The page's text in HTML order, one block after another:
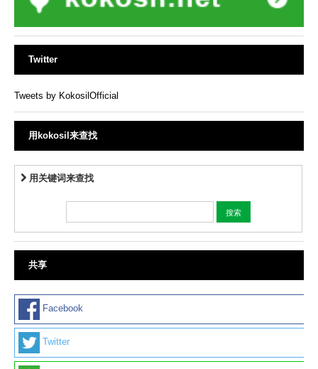
Twitter
Tweets by KokosilOfficial
用kokosil来查找
用关键词来查找
共享
Facebook
Twitter